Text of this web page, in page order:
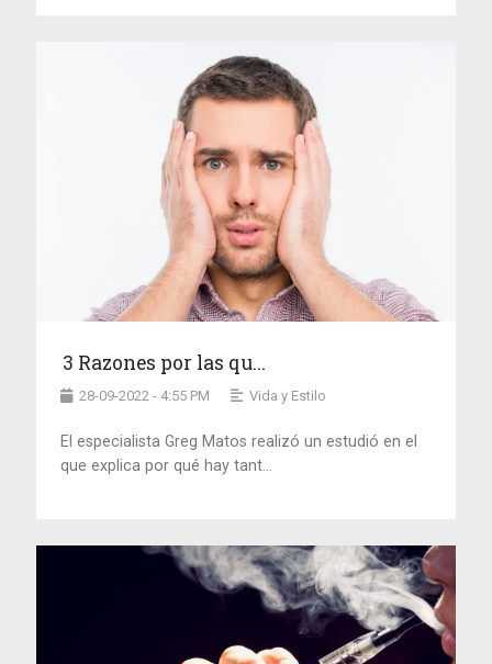
3 Razones por las qu...
28-09-2022 - 4:55 PM Vida y Estilo
El especialista Greg Matos realizó un estudió en el
que explica por qué hay tant...